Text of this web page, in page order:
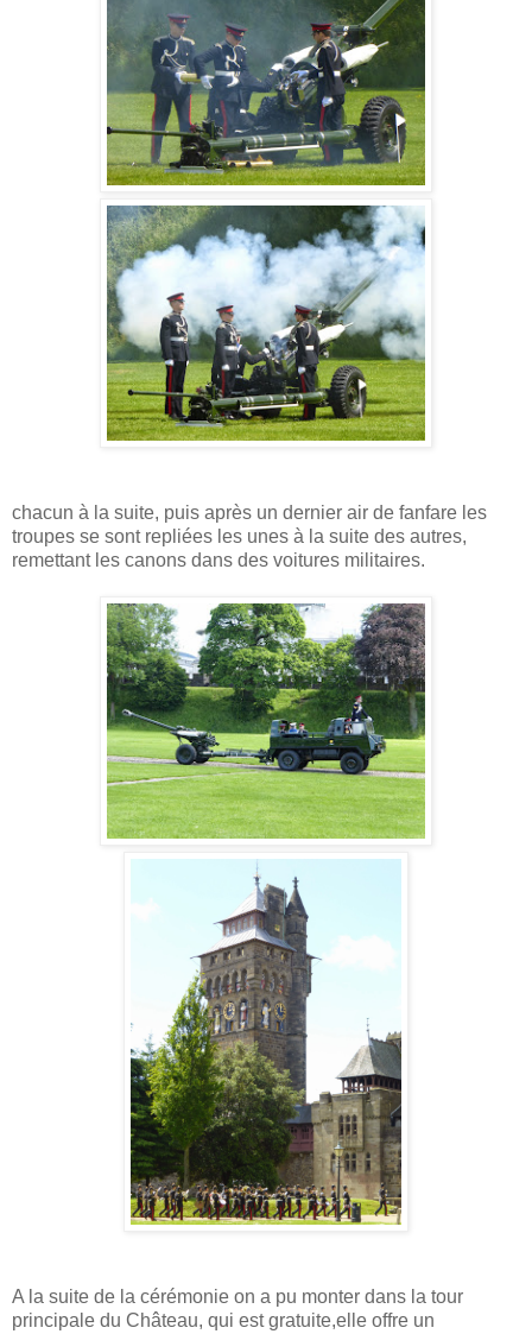
chacun à la suite, puis après un dernier air de fanfare les
troupes se sont repliées les unes à la suite des autres,
remettant les canons dans des voitures militaires.
A la suite de la cérémonie on a pu monter dans la tour
principale du Château, qui est gratuite,elle offre un